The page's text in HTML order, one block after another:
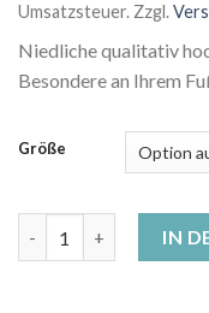
Umsatzsteuer. Zzgl.
Niedliche qualitativ
Besondere an Ihrem
Größe
IN